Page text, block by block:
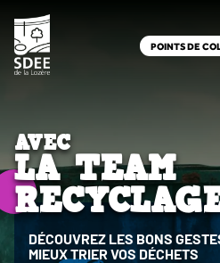
POINTS DE
AVEC
LA TEAM
DÉCOUVREZ LES BONS
MIEUX TRIER VOS DÉCHETS